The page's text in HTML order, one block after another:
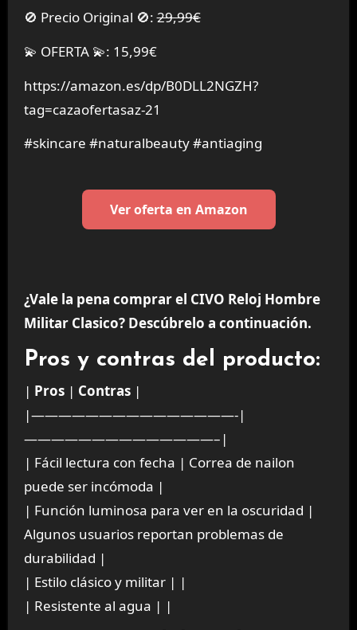
🚫 Precio Original 🚫:29,99€
💫 OFERTA 💫: 15,99€
https://amazon.es/dp/B0DLL2NGZH?
tag=cazaofertasaz-21
#skincare #naturalbeauty #antiaging
Ver oferta en Amazon
¿Vale la pena comprar el CIVO Reloj Hombre
Militar Clasico? Descúbrelo a continuación.
Pros y contras del producto:
| Pros| Contras|
|———————————————-|
——————————————–|
| Fácil lectura con fecha | Correa de nailon
puede ser incómoda |
| Función luminosa para ver en la oscuridad |
Algunos usuarios reportan problemas de
durabilidad |
| Estilo clásico y militar | |
| Resistente al agua | |